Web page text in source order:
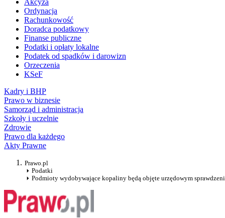
Akcyza
Ordynacja
Rachunkowość
Doradca podatkowy
Finanse publiczne
Podatki i opłaty lokalne
Podatek od spadków i darowizn
Orzeczenia
KSeF
Kadry i BHP
Prawo w biznesie
Samorząd i administracja
Szkoły i uczelnie
Zdrowie
Prawo dla każdego
Akty Prawne
Prawo.pl
Podatki
Podmioty wydobywające kopaliny będą objęte urzędowym